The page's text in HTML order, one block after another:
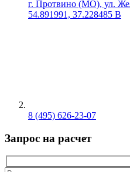
г. Протвино (МО), ул.
54.891991, 37.228485 В
8 (495) 626-23-07
Запрос на расчет